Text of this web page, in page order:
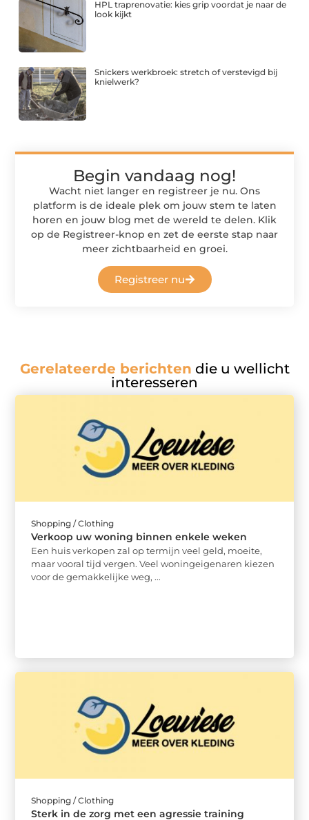
HPL traprenovatie: kies grip voordat je naar de
look kijkt
Snickers werkbroek: stretch of verstevigd bij
knielwerk?
Begin vandaag nog!
Wacht niet langer en registreer je nu. Ons
platform is de ideale plek om jouw stem te laten
horen en jouw blog met de wereld te delen. Klik
op de Registreer-knop en zet de eerste stap naar
meer zichtbaarheid en groei.
Registreer nu
Gerelateerde berichten die u wellicht
interesseren
Shopping / Clothing
Verkoop uw woning binnen enkele weken
Een huis verkopen zal op termijn veel geld, moeite,
maar vooral tijd vergen. Veel woningeigenaren kiezen
voor de gemakkelijke weg, ...
Shopping / Clothing
Sterk in de zorg met een agressie training